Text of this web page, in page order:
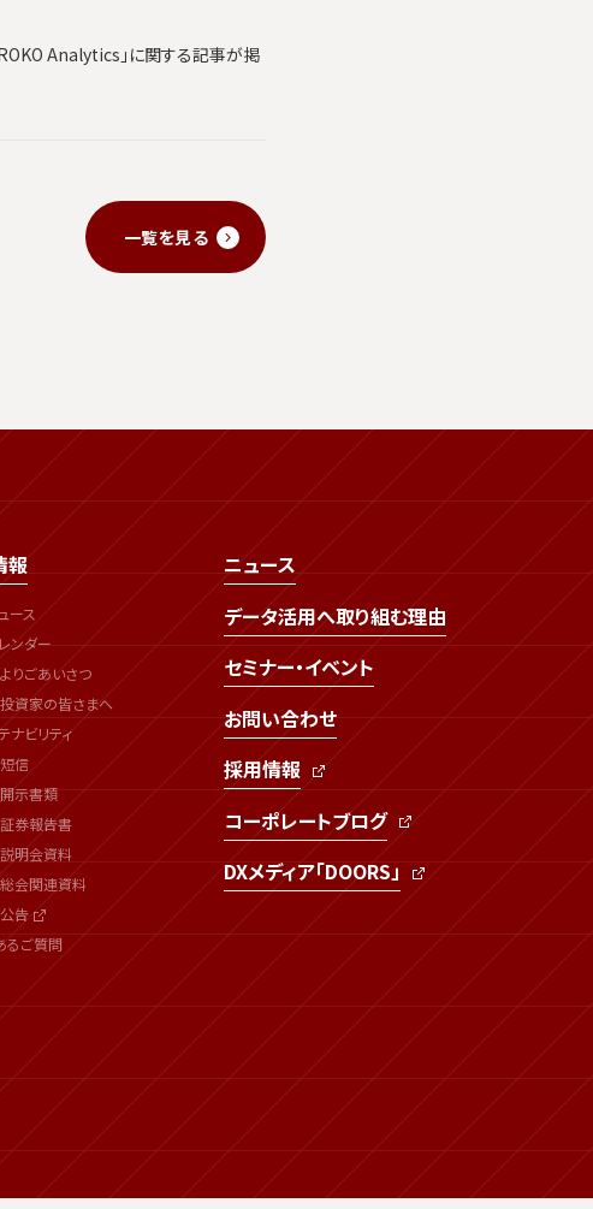
Analytics」に関する記事が掲
一覧を見る
報
ース
ンダー
りごあいさつ
資家の皆さまへ
ナビリティ
信
示書類
券報告書
明会資料
会関連資料
告
るご質問
ニュース
データ活用へ取り組む理由
セミナー・イベント
お問い合わせ
採用情報
コーポレートブログ
DXメディア「DOORS」